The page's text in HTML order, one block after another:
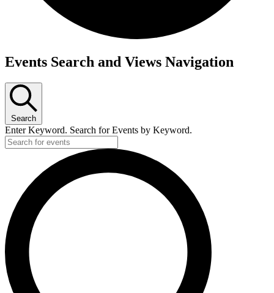
Events Search and Views Navigation
Search
Enter Keyword. Search for Events by Keyword.